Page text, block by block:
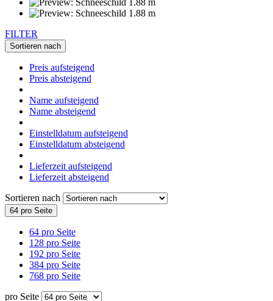
FILTER
Sortieren nach
Preis aufsteigend
Preis absteigend
Name aufsteigend
Name absteigend
Einstelldatum aufsteigend
Einstelldatum absteigend
Lieferzeit aufsteigend
Lieferzeit absteigend
Sortieren nach
64 pro Seite
64 pro Seite
128 pro Seite
192 pro Seite
384 pro Seite
768 pro Seite
pro Seite